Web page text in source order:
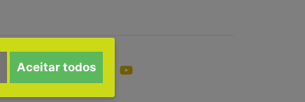
Aceitar todos